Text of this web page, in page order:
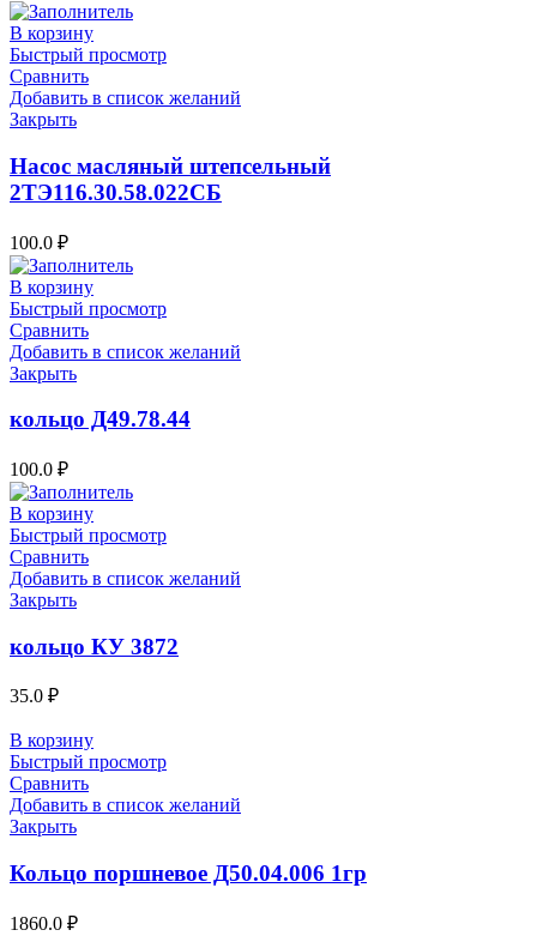
В корзину
Быстрый просмотр
Сравнить
Добавить в список желаний
Закрыть
Насос масляный штепсельный
2ТЭ116.30.58.022СБ
100.0 ₽
В корзину
Быстрый просмотр
Сравнить
Добавить в список желаний
Закрыть
кольцо Д49.78.44
100.0 ₽
В корзину
Быстрый просмотр
Сравнить
Добавить в список желаний
Закрыть
кольцо КУ 3872
35.0 ₽
В корзину
Быстрый просмотр
Сравнить
Добавить в список желаний
Закрыть
Кольцо поршневое Д50.04.006 1гр
1860.0 ₽